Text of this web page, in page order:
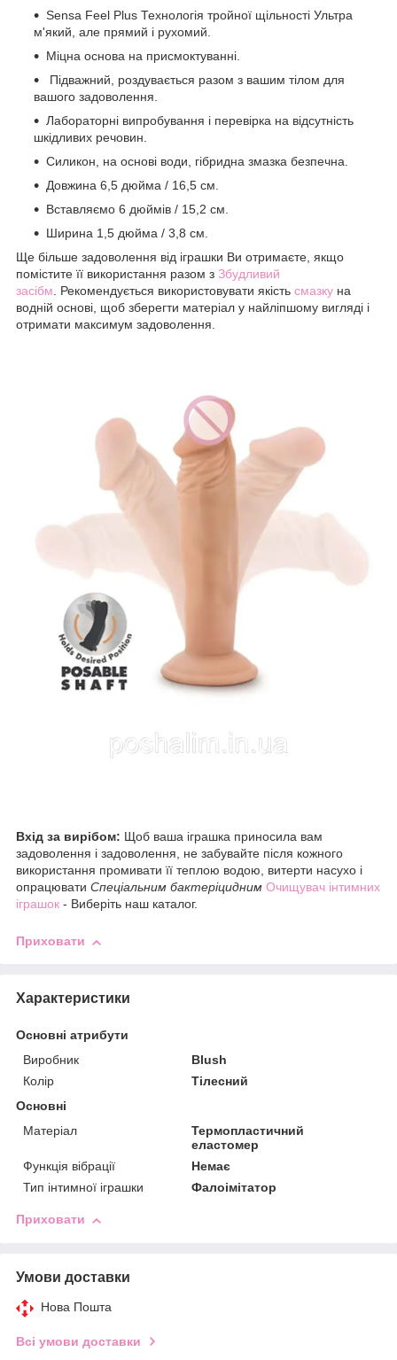
Sensa Feel Plus Технологія тройної щільності Ультра
м'який, але прямий і рухомий.
Міцна основа на присмоктуванні.
Підважний, роздувається разом з вашим тілом для
вашого задоволення.
Лабораторні випробування і перевірка на відсутність
шкідливих речовин.
Силикон, на основі води, гібридна змазка безпечна.
Довжина 6,5 дюйма / 16,5 см.
Вставляємо 6 дюймів / 15,2 см.
Ширина 1,5 дюйма / 3,8 см.
Ще більше задоволення від іграшки Ви отримаєте, якщо
помістите її використання разом з Збудливий
засібм. Рекомендується використовувати якість смазку на
водній основі, щоб зберегти матеріал у найліпшому вигляді і
отримати максимум задоволення.
Вхід за вирібом: Щоб ваша іграшка приносила вам
задоволення і задоволення, не забувайте після кожного
використання промивати її теплою водою, витерти насухо і
опрацювати Спеціальним бактеріцидним Очищувач інтимних
іграшок - Виберіть наш каталог.
Приховати
Характеристики
Основні атрибути
Виробник
Blush
Колір
Тілесний
Основні
Матеріал
Термопластичний
еластомер
Функція вібрації
Немає
Тип інтимної іграшки
Фалоімітатор
Приховати
Умови доставки
Нова Пошта
Всі умови доставки